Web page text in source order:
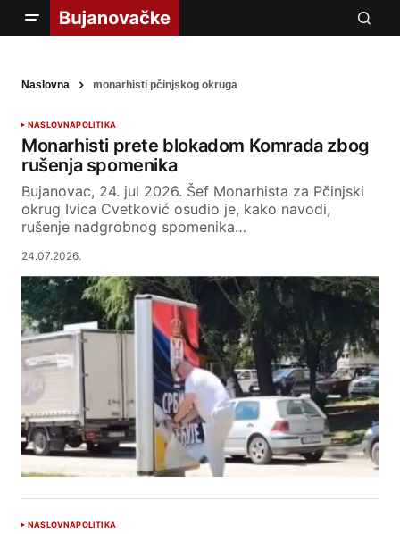
Naslovna monarhisti pčinjskog okruga
NASLOVNAPOLITIKA
Monarhisti prete blokadom Komrada zbog
rušenja spomenika
Bujanovac, 24. jul 2026. Šef Monarhista za Pčinjski
okrug Ivica Cvetković osudio je, kako navodi,
rušenje nadgrobnog spomenika…
24.07.2026.
NASLOVNAPOLITIKA